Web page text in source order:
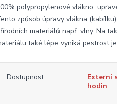
polypropylenové vlákno
způsob úpravy vlákna
materiálů např. vlny. Na
také lépe vyniká pestrost
Dostupnost
Externí
hodin